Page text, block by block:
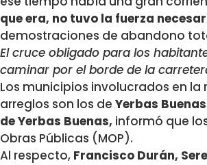
que era, no tuvo la fuerza
demostraciones de abandono
El cruce obligado para los
caminar por el borde de la
Los municipios involucrados en
arreglos son los de Yerbas
de Yerbas Buenas, informó que
Obras Públicas (MOP).
Al respecto, Francisco Durán,